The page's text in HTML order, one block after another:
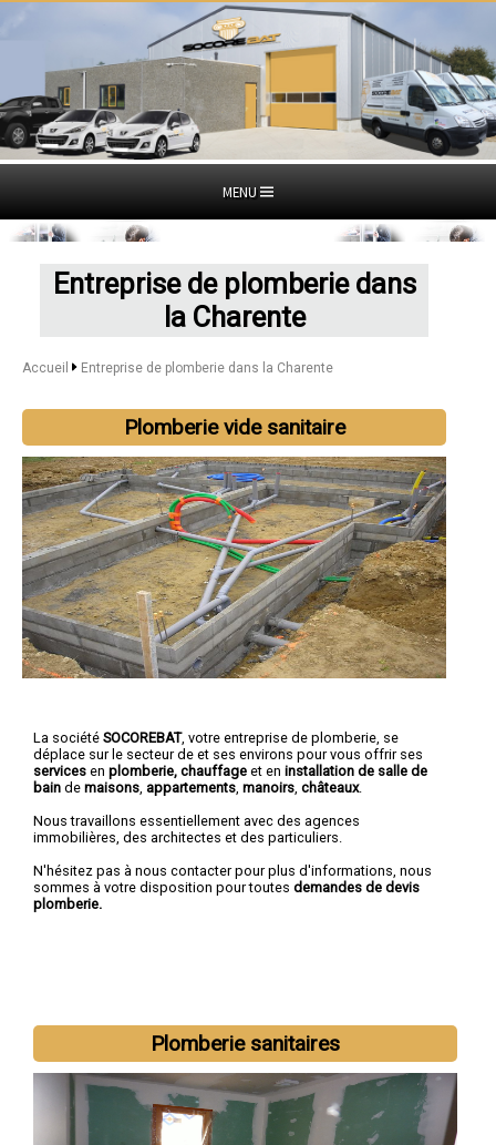
MENU
Entreprise de plomberie dans
la Charente
Accueil Entreprise de plomberie dans la Charente
Plomberie vide sanitaire
La société SOCOREBAT, votre entreprise de plomberie , se
déplace sur le secteur de et ses environs pour vous offrir ses
services en plomberie, chauffage et en installation de salle de
bain de maisons appartements manoirs châteaux.
Nous travaillons essentiellement avec des agences
immobilières, des architectes et des particuliers.
N'hésitez pas à nous contacter pour plus d'informations, nous
sommes à votre disposition pour toutes demandes de devis
plomberie.
Plomberie sanitaires